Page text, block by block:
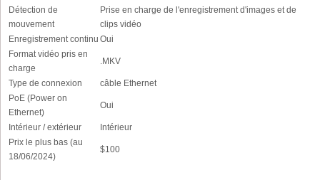
Détection de
mouvement
Prise en charge de l'enregistrement d'images et de
clips vidéo
Enregistrement continu Oui
Format vidéo pris en
charge
.MKV
Type de connexion
câble Ethernet
PoE (Power on
Ethernet)
Oui
Intérieur / extérieur
Intérieur
Prix le plus bas (au
18/06/2024)
$100